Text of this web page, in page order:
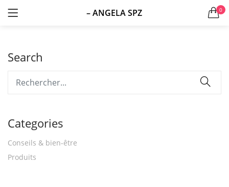
– ANGELA SPZ 0
Search
Categories
Conseils & bien-être
Produits